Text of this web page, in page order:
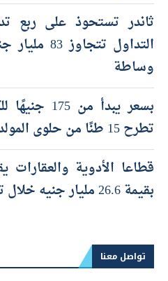
ثاندر تستحوذ على ربع
وساطة
بسعر يبدأ
تطرح 15 طنًا من حلوى المولد
قطاعا الأدوية والعقارات
بقيمة 26.6 مليار جنيه خلال تعاملات اليوم
تواصل معنا